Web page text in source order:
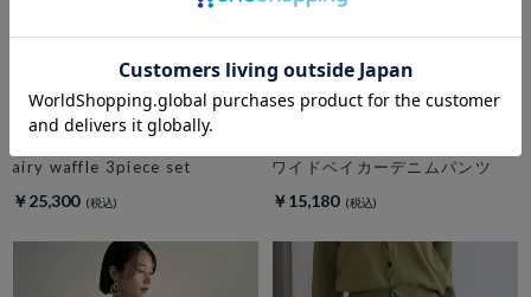
airy waffle 3piece set
￥25,300
ワイドベイカーデニムパンツ
￥15,180